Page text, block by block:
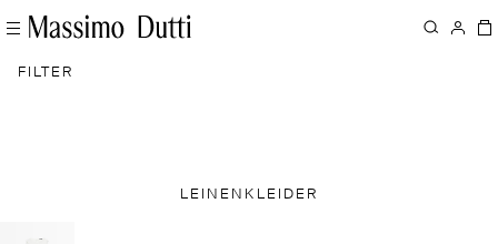
FILTER
LEINENKLEIDER